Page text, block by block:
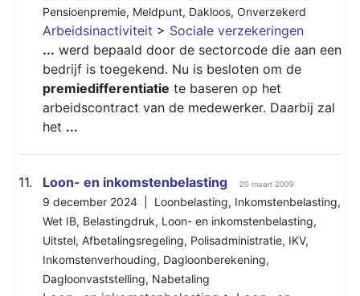
Pensioenpremie, Meldpunt, Dakloos, Onverzekerd
Arbeidsinactiviteit > Sociale verzekeringen
... werd bepaald door de sectorcode die aan een
bedrijf is toegekend. Nu is besloten om de
premiedifferentiatie te baseren op het
arbeidscontract van de medewerker. Daarbij zal
het ...
11. Loon- en inkomstenbelasting 20 maart 2009
9 december 2024 | Loonbelasting, Inkomstenbelasting,
Wet IB, Belastingdruk, Loon- en inkomstenbelasting,
Uitstel, Afbetalingsregeling, Polisadministratie, IKV,
Inkomstenverhouding, Dagloonberekening,
Dagloonvaststelling, Nabetaling